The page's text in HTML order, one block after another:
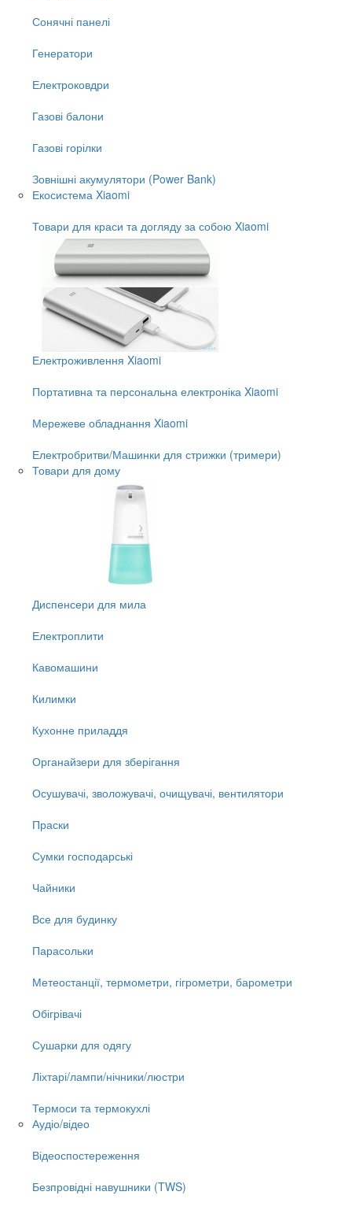
Сонячні панелі
Генератори
Електроковдри
Газові балони
Газові горілки
Зовнішні акумулятори (Power Bank)
Екосистема Xiaomi
Товари для краси та догляду за собою Xiaomi
Електроживлення Xiaomi
Портативна та персональна електроніка Xiaomi
Мережеве обладнання Xiaomi
Електробритви/Машинки для стрижки (тримери)
Товари для дому
Диспенсери для мила
Електроплити
Кавомашини
Килимки
Кухонне приладдя
Органайзери для зберігання
Осушувачі, зволожувачі, очищувачі, вентилятори
Праски
Сумки господарські
Чайники
Все для будинку
Парасольки
Метеостанції, термометри, гігрометри, барометри
Обігрівачі
Сушарки для одягу
Ліхтарі/лампи/нічники/люстри
Термоси та термокухлі
Аудіо/відео
Відеоспостереження
Безпровідні навушники (TWS)